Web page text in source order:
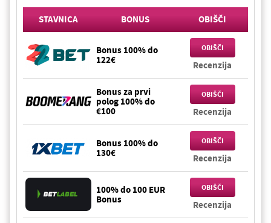
STAVNICA BONUS OBIŠČI
Bonus 100% do
122€
OBIŠČI
Recenzija
Bonus za prvi
polog 100% do
€100
OBIŠČI
Recenzija
Bonus 100% do
130€
OBIŠČI
Recenzija
100% do 100 EUR
Bonus
OBIŠČI
Recenzija